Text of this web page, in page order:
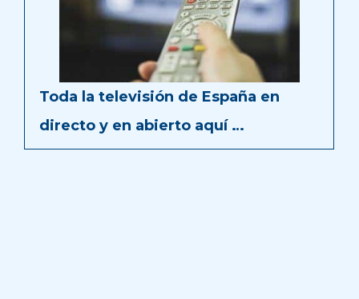
Toda la televisión de España en
directo y en abierto aquí …